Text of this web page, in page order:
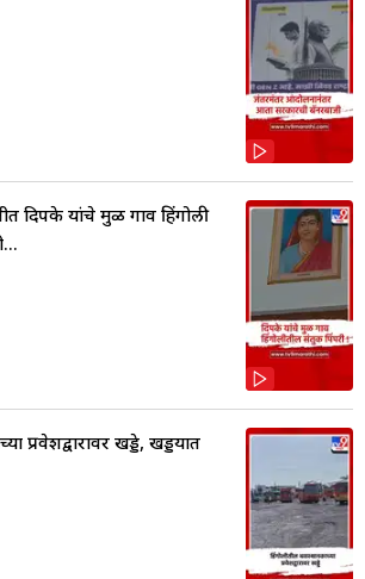
दिपके यांचे मुळ गाव हिंगोली
प्रवेशद्वारावर खड्डे, खड्डयात